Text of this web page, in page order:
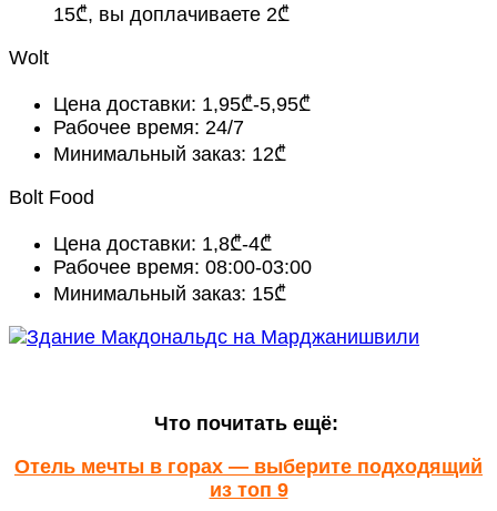
15₾, вы доплачиваете 2₾
Wolt
Цена доставки: 1,95₾-5,95₾
Рабочее время: 24/7
Минимальный заказ: 12₾
Bolt Food
Цена доставки: 1,8₾-4₾
Рабочее время: 08:00-03:00
Минимальный заказ: 15₾
Что почитать ещё:
Отель мечты в горах — выберите подходящий
из топ 9